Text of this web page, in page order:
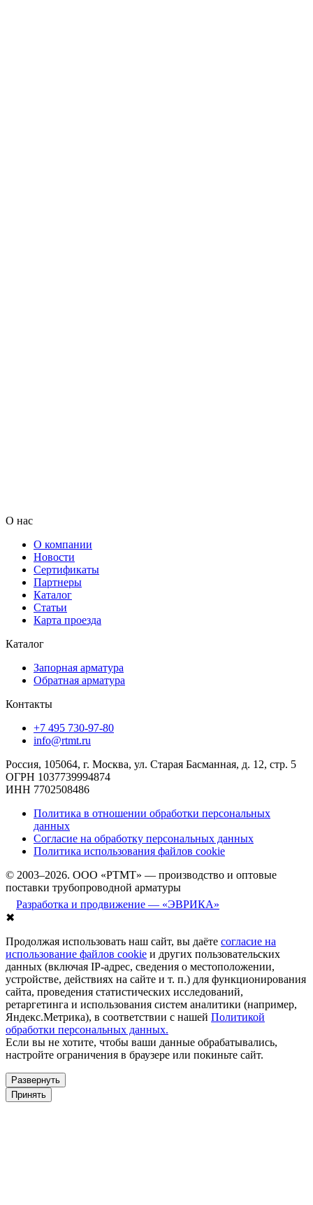
О нас
О компании
Новости
Сертификаты
Партнеры
Каталог
Статьи
Карта проезда
Каталог
Запорная арматура
Обратная арматура
Контакты
+7 495 730-97-80
info@rtmt.ru
Россия, 105064, г. Москва, ул. Старая Басманная, д. 12, стр. 5
ОГРН 1037739994874
ИНН 7702508486
Политика в отношении обработки персональных
данных
Согласие на обработку персональных данных
Политика использования файлов cookie
© 2003–2026. ООО «РТМТ» — производство и оптовые
поставки трубопроводной арматуры
Разработка и продвижение — «ЭВРИКА»
✖
Продолжая использовать наш сайт, вы даёте согласие на
использование файлов cookie и других пользовательских
данных (включая IP-адрес, сведения о местоположении,
устройстве, действиях на сайте и т. п.) для функционирования
сайта, проведения статистических исследований,
ретаргетинга и использования систем аналитики (например,
Яндекс.Метрика), в соответствии с нашей Политикой
обработки персональных данных.
Если вы не хотите, чтобы ваши данные обрабатывались,
настройте ограничения в браузере или покиньте сайт.
Развернуть
Принять